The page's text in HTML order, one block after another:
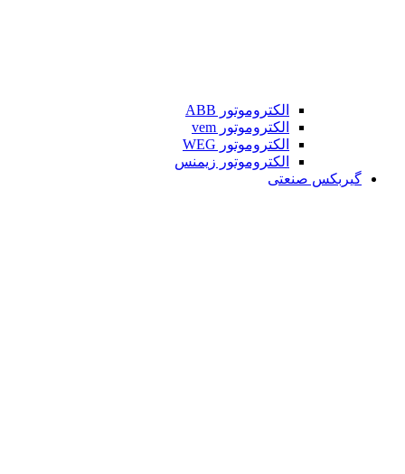
الکتروموتور ABB
الکتروموتور vem
الکتروموتور WEG
الکتروموتور زیمنس
گیربکس صنعتی